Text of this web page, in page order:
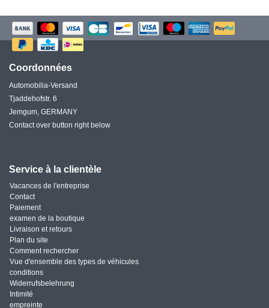
Coordonnées
Automobilia-Versand
Tjaddehofstr. 6
Jemgum, GERMANY
Contact over button right below
Service à la clientèle
Vacances de l'entreprise
Contact
Paiement
examen de la boutique
Livraison et retours
Plan du site
Comment rechercher
Vue d'ensemble des types de véhicules
conditions
Widerrufsbelehrung
Intimité
empreinte